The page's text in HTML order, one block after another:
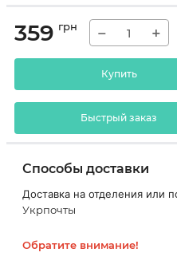
359 грн − +
Купить
Быстрый заказ
Способы доставки
Доставка на отделения или
Укрпочты
Обратите внимание!